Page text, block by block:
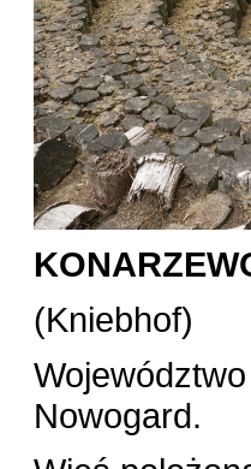
(Kniebhof)
Nowogard.